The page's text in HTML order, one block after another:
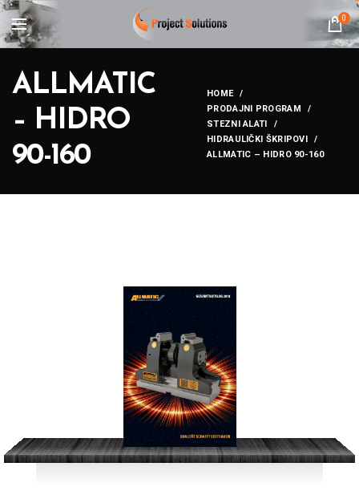
0
ALLMATIC
– HIDRO
90-160
HOME
PRODAJNI PROGRAM
STEZNI ALATI
HIDRAULIČKI ŠKRIPOVI
ALLMATIC – HIDRO 90-160